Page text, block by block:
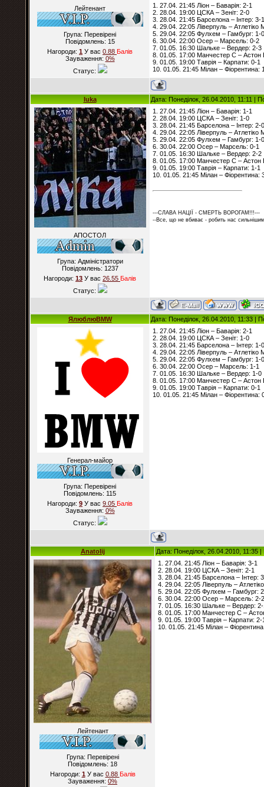
Лейтенант
Група: Перевірені
Повідомлень: 15
Нагороди: 1 У вас 0.88 Балiв
Зауваження: 0%
Статус:
1. 27.04. 21:45 Ліон – Баварія: 2-1
2. 28.04. 19:00 ЦСКА – Зеніт: 2-0
3. 28.04. 21:45 Барселона – Інтер: 3-1
4. 29.04. 22:05 Ліверпуль – Атлетіко
5. 29.04. 22:05 Фулхем – Гамбург: 1-0
6. 30.04. 22:00 Осер – Марсель: 0-2
7. 01.05. 16:30 Шальке – Вердер: 2-3
8. 01.05. 17:00 Манчестер С – Астон
9. 01.05. 19:00 Таврія – Карпати: 0-1
10. 01.05. 21:45 Мілан – Фіорентина:
luka Дата: Понеділок, 26.04.2010, 11:11 |
АПОСТОЛ
Група: Адміністратори
Повідомлень: 1237
Нагороди: 13 У вас 26.55 Балiв
Статус:
1. 27.04. 21:45 Ліон – Баварія: 1-1
2. 28.04. 19:00 ЦСКА – Зеніт: 1-0
3. 28.04. 21:45 Барселона – Інтер: 2-0
4. 29.04. 22:05 Ліверпуль – Атлетіко
5. 29.04. 22:05 Фулхем – Гамбург: 1-0
6. 30.04. 22:00 Осер – Марсель: 0-1
7. 01.05. 16:30 Шальке – Вердер: 2-2
8. 01.05. 17:00 Манчестер С – Астон
9. 01.05. 19:00 Таврія – Карпати: 1-1
10. 01.05. 21:45 Мілан – Фіорентина:
---СЛАВА НАЦІЇ - СМЕРТЬ ВОРОГАМ!!!---
--Все, що не вбиває - робить нас
ЯлюблюBMW Дата: Понеділок, 26.04.2010, 11:33 |
Генерал-майор
Група: Перевірені
Повідомлень: 115
Нагороди: 9 У вас 9.05 Балiв
Зауваження: 0%
Статус:
1. 27.04. 21:45 Ліон – Баварія: 2-1
2. 28.04. 19:00 ЦСКА – Зеніт: 1-0
3. 28.04. 21:45 Барселона – Інтер: 1-0
4. 29.04. 22:05 Ліверпуль – Атлетіко
5. 29.04. 22:05 Фулхем – Гамбург: 1-0
6. 30.04. 22:00 Осер – Марсель: 1-1
7. 01.05. 16:30 Шальке – Вердер: 1-0
8. 01.05. 17:00 Манчестер С – Астон
9. 01.05. 19:00 Таврія – Карпати: 0-1
10. 01.05. 21:45 Мілан – Фіорентина:
Anatolij Дата: Понеділок, 26.04.2010, 11:35
Лейтенант
Група: Перевірені
Повідомлень: 18
Нагороди: 1У вас 0.88 Балiв
Зауваження: 0%
1. 27.04. 21:45 Ліон – Баварія: 3-1
2. 28.04. 19:00 ЦСКА – Зеніт: 2-1
3. 28.04. 21:45 Барселона – Інтер:
4. 29.04. 22:05 Ліверпуль –
5. 29.04. 22:05 Фулхем – Гамбург:
6. 30.04. 22:00 Осер – Марсель: 2-2
7. 01.05. 16:30 Шальке – Вердер:
8. 01.05. 17:00 Манчестер С –
9. 01.05. 19:00 Таврія – Карпати: 2-
10. 01.05. 21:45 Мілан –